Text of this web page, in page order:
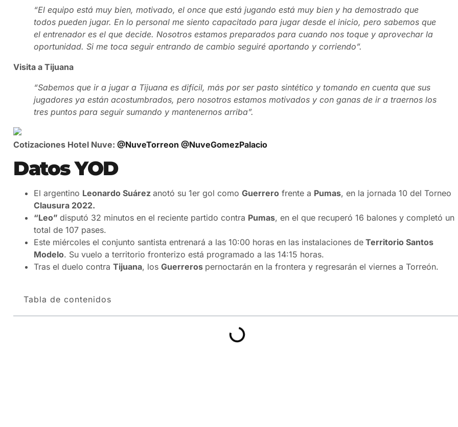
“El equipo está muy bien, motivado, el once que está jugando está muy bien y ha demostrado que
todos pueden jugar. En lo personal me siento capacitado para jugar desde el inicio, pero sabemos que
el entrenador es el que decide. Nosotros estamos preparados para cuando nos toque y aprovechar la
oportunidad. Si me toca seguir entrando de cambio seguiré aportando y corriendo”.
Visita a Tijuana
“Sabemos que ir a jugar a Tijuana es difícil, más por ser pasto sintético y tomando en cuenta que sus
jugadores ya están acostumbrados, pero nosotros estamos motivados y con ganas de ir a traernos los
tres puntos para seguir sumando y mantenernos arriba”.
Cotizaciones Hotel Nuve: @NuveTorreon @NuveGomezPalacio
Datos YOD
El argentino Leonardo Suárez anotó su 1er gol como Guerrero frente a Pumas, en la jornada 10 del Torneo
Clausura 2022.
“Leo” disputó 32 minutos en el reciente partido contra Pumas, en el que recuperó 16 balones y completó un
total de 107 pases.
Este miércoles el conjunto santista entrenará a las 10:00 horas en las instalaciones de Territorio Santos
Modelo. Su vuelo a territorio fronterizo está programado a las 14:15 horas.
Tras el duelo contra Tijuana, los Guerreros pernoctarán en la frontera y regresarán el viernes a Torreón.
Tabla de contenidos